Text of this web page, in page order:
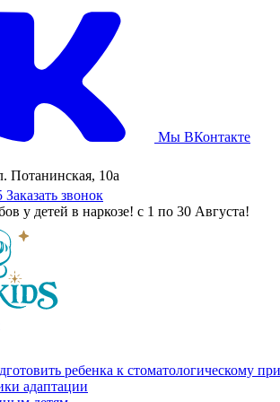
Мы ВКонтакте
Потанинская, 10а
Заказать звонок
у детей в наркозе! с 1 по 30 Августа!
ребенка к стоматологическому
адаптации